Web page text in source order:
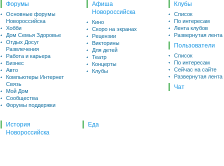
Форумы
Основные форумы
Новороссийска
Хобби
Дом Семья Здоровье
Отдых Досуг
Развлечения
Работа и карьера
Бизнес
Авто
Компьютеры Интернет
Связь
Мой Дом
Сообщества
Форумы поддержки
Афиша
Новороссийска
Кино
Скоро на экранах
Рецензии
Викторины
Для детей
Театр
Концерты
Клубы
Клубы
Список
По интересам
Лента клубов
Развернутая лента
Пользователи
Список
По интересам
Сейчас на сайте
Развернутая лента
Чат
История
Новороссийска
Еда